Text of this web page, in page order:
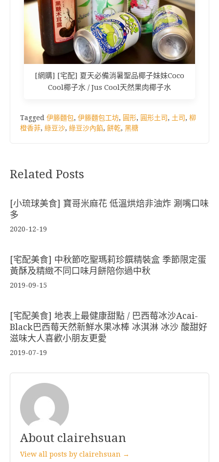
[網購] [宅配] 夏天必備消暑聖品椰子妹妹Coco
Cool椰子水 / Jus Cool天然果肉椰子水
Tagged 伊籐麵包, 伊籐麵包工坊, 圓形, 圓形土司, 土司, 柳
橙香菲, 綠豆沙, 綠豆沙內餡, 餅乾, 黑糖
Related Posts
[小琉球美食] 寶哥米麻花 低溫烘焙非油炸 涮嘴口味
多
2020-12-19
[宅配美食] 中秋節吃聖瑪莉珍饌精裝盒 季節限定蛋
黃酥及精緻不同口味月餅陪你過中秋
2019-09-15
[宅配美食] 地表上最健康甜點 / 巴西莓冰沙Acai-
Black巴西莓天然新鮮水果冰棒 冰淇淋 冰沙 酸甜好
滋味大人喜歡小朋友更愛
2019-07-19
About clairehsuan
View all posts by clairehsuan →